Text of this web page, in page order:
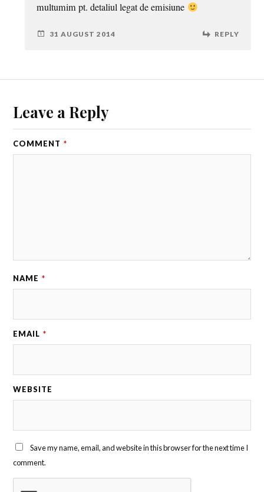
multumim pt. detaliul legat de emisiune
31 AUGUST 2014 REPLY
Leave a Reply
COMMENT *
NAME *
EMAIL *
WEBSITE
Save my name, email, and website in this browser for the next time I
comment.